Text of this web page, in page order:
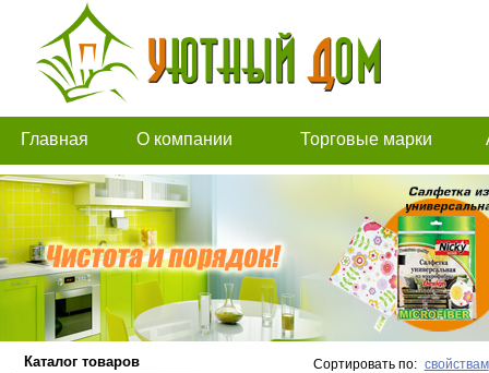
Главная О компании Торговые марки
Каталог товаров Сортировать по: свойствам